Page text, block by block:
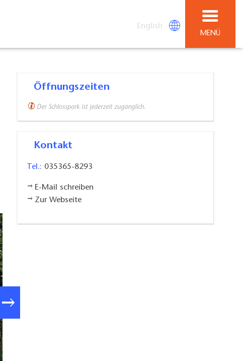
English
MENÜ
Öffnungszeiten
Der Schlosspark ist jederzeit zugänglich.
Kontakt
Tel.: 035365-8293
E-Mail schreiben
Zur Webseite